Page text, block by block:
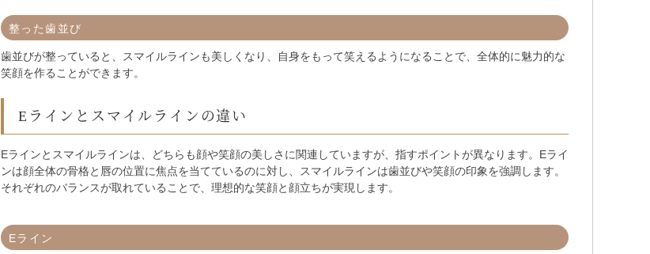
整った歯並び
歯並びが整っていると、スマイルラインも美しくなり、自身をもって笑えるようになることで、全体的に魅力的な
笑顔を作ることができます。
Eラインとスマイルラインの違い
Eラインとスマイルラインは、どちらも顔や笑顔の美しさに関連していますが、指すポイントが異なります。Eライ
ンは顔全体の骨格と唇の位置に焦点を当てているのに対し、スマイルラインは歯並びや笑顔の印象を強調します。
それぞれのバランスが取れていることで、理想的な笑顔と顔立ちが実現します。
Eライン